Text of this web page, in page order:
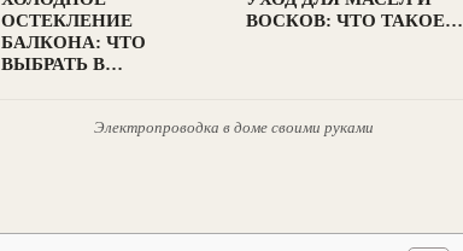
ОСТЕКЛЕНИЕ
БАЛКОНА: ЧТО
ВЫБРАТЬ В…
ВОСКОВ: ЧТО ТАКОЕ…
Электропроводка в доме своими руками